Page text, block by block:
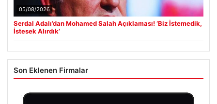
05/08/2026
Serdal Adalı’dan Mohamed Salah Açıklaması! ‘Biz İstemedik,
İstesek Alırdık’
Son Eklenen Firmalar